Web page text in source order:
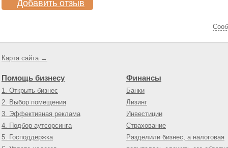
Добавить отзыв
Карта сайта →
Помощь бизнесу
1. Открыть бизнес
2. Выбор помещения
3. Эффективная реклама
4. Подбор аутсорсинга
5. Господдержка
Финансы
Банки
Лизинг
Инвестиции
Страхование
Разделили бизнес, а налоговая